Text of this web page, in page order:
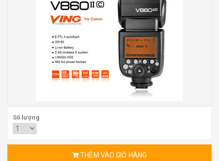
Số lượng
THÊM VÀO GIỎ HÀNG